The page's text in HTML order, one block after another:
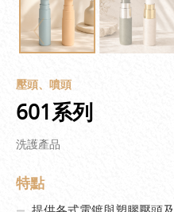
壓頭、噴頭
601系列
洗護產品
特點